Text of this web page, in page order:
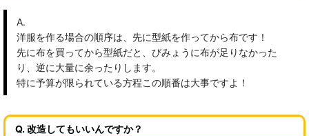
A.
洋服を作る場合の順序は、先に型紙を作ってから布です！
先に布を買ってから型紙だと、びみょうに布が足りなかった
り、逆に大量に余ったりします。
特に予算が限られている方程この順番は大事ですよ！
Q. 改造してもいいんですか？